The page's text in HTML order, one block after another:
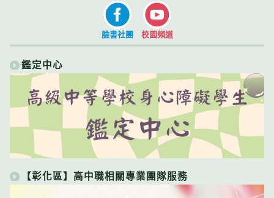
臉書社團 校園頻道
鑑定中心
【彰化區】高中職相關專業團隊服務